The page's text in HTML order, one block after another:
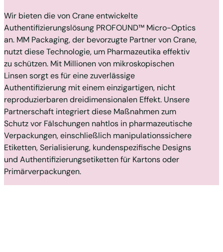
Wir bieten die von Crane entwickelte
Authentifizierungslösung PROFOUND™ Micro-Optics
an. MM Packaging, der bevorzugte Partner von Crane,
nutzt diese Technologie, um Pharmazeutika effektiv
zu schützen. Mit Millionen von mikroskopischen
Linsen sorgt es für eine zuverlässige
Authentifizierung mit einem einzigartigen, nicht
reproduzierbaren dreidimensionalen Effekt. Unsere
Partnerschaft integriert diese Maßnahmen zum
Schutz vor Fälschungen nahtlos in pharmazeutische
Verpackungen, einschließlich manipulationssichere
Etiketten, Serialisierung, kundenspezifische Designs
und Authentifizierungsetiketten für Kartons oder
Primärverpackungen.